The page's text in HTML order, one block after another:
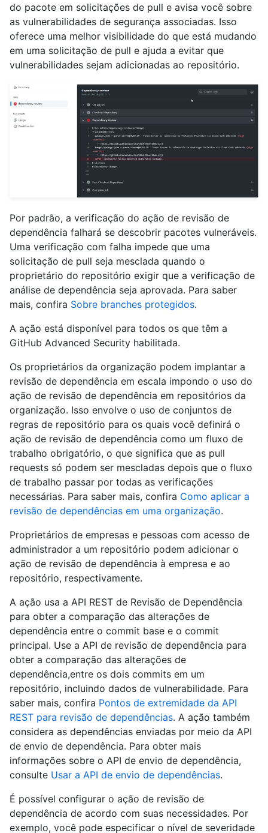
do pacote em solicitações de pull e avisa você sobre
as vulnerabilidades de segurança associadas. Isso
oferece uma melhor visibilidade do que está mudando
em uma solicitação de pull e ajuda a evitar que
vulnerabilidades sejam adicionadas ao repositório.
Por padrão, a verificação do ação de revisão de
dependência falhará se descobrir pacotes vulneráveis.
Uma verificação com falha impede que uma
solicitação de pull seja mesclada quando o
proprietário do repositório exigir que a verificação de
análise de dependência seja aprovada. Para saber
mais, confira Sobre branches protegidos.
A ação está disponível para todos os que têm a
GitHub Advanced Security habilitada.
Os proprietários da organização podem implantar a
revisão de dependência em escala impondo o uso do
ação de revisão de dependência em repositórios da
organização. Isso envolve o uso de conjuntos de
regras de repositório para os quais você definirá o
ação de revisão de dependência como um fluxo de
trabalho obrigatório, o que significa que as pull
requests só podem ser mescladas depois que o fluxo
de trabalho passar por todas as verificações
necessárias. Para saber mais, confira Como aplicar a
revisão de dependências em uma organização.
Proprietários de empresas e pessoas com acesso de
administrador a um repositório podem adicionar o
ação de revisão de dependência à empresa e ao
repositório, respectivamente.
A ação usa a API REST de Revisão de Dependência
para obter a comparação das alterações de
dependência entre o commit base e o commit
principal. Use a API de revisão de dependência para
obter a comparação das alterações de
dependência,entre os dois commits em um
repositório, incluindo dados de vulnerabilidade. Para
saber mais, confira Pontos de extremidade da API
REST para revisão de dependências. A ação também
considera as dependências enviadas por meio da API
de envio de dependência. Para obter mais
informações sobre o API de envio de dependência,
consulte Usar a API de envio de dependências.
É possível configurar o ação de revisão de
dependência de acordo com suas necessidades. Por
exemplo, você pode especificar o nível de severidade